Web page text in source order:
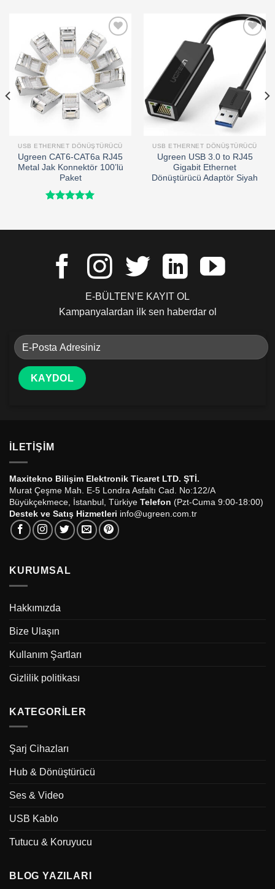
Add to
wishlist
USB ETHERNET DÖNÜŞTÜRÜCÜ
Ugreen CAT6-CAT6a RJ45
Metal Jak Konnektör 100’lü
Paket
aldı
wishlist
USB ETHERNET DÖNÜŞTÜRÜCÜ
Ugreen USB 3.0 to RJ45
Gigabit Ethernet
Dönüştürücü Adaptör Siyah
E-BÜLTEN’E KAYIT OL
Kampanyalardan ilk sen haberdar ol
İLETIŞIM
Maxitekno Bilişim Elektronik Ticaret LTD. ŞTİ.
Murat Çeşme Mah. E-5 Londra Asfaltı Cad. No:122/A
Büyükçekmece, İstanbul, Türkiye Telefon (Pzt-Cuma 9:00-18:00)
Destek ve Satış Hizmetleri info@ugreen.com.tr
KURUMSAL
Hakkımızda
Bize Ulaşın
Kullanım Şartları
Gizlilik politikası
KATEGORILER
Şarj Cihazları
Hub & Dönüştürücü
Ses & Video
USB Kablo
Tutucu & Koruyucu
BLOG YAZILARI